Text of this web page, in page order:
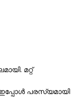
മറ്റ്
പരസ്യമായി